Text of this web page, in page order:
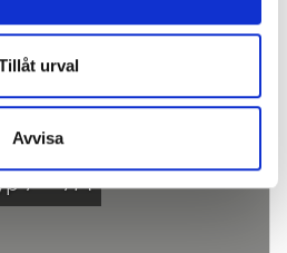
urval
Avvisa
7 – 7M